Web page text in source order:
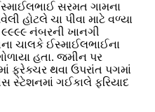
સરમત ગામના
હોટલે ચા પીવા માટે વળ્યા
નંબરની ખાનગી
ચાલકે ઈસ્માઈલભાઈના
હતા. જમીન પર
ફ્રેક્ચર થવા ઉપરાંત પગમાં
સ્ટેશનમાં ગઈકાલે ફરિયાદ